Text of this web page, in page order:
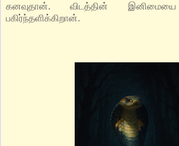
கனவுதான். விடத்தின்
பகிர்ந்தளிக்கிறான்.